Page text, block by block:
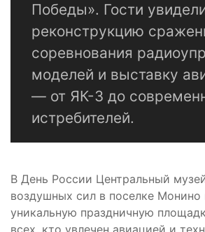
Победы». Гости
реконструкцию
соревнования
моделей и выставку
— от ЯК-3 до
истребителей.
В День России Центральный
воздушных сил в поселке Монино
уникальную праздничную